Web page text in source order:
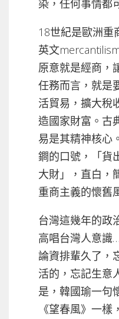
染，任何事情都
18世紀是歐洲重
英文
原意就是經商，
任務而言，就是
活貿易，擴大稅
造國家財富。古
易是其精神核心
鐧的口號，「貨
大財」，直白，
重商主義的懷舊
台灣這幾年的政
高唱台灣人意識
論資排輩久了，
活的，忘記生意
是，韓國瑜一句
《望春風》一